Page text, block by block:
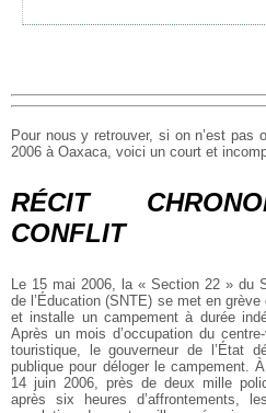
Pour nous y retrouver, si on n’est pas
2006 à Oaxaca, voici un court et
RÉCIT
CONFLIT
Le 15 mai 2006, la « Section 22 » du
de l’Éducation (SNTE) se met en
et installe un campement à durée
Après un mois d’occupation du
touristique, le gouverneur de l’État
publique pour déloger le campement.
14 juin 2006, près de deux mille
après six heures d’affrontements,